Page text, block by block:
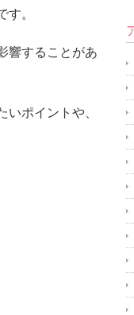
。
響することがあ
ポイントや、